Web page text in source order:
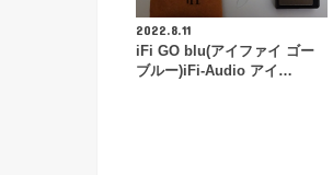
2022.8.11
iFi GO blu(アイファイ ゴー
ブルー)iFi-Audio アイ…